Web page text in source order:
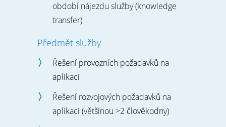
období nájezdu služby (knowledge
transfer)
Předmět služby
Řešení provozních požadavků na
aplikaci
Řešení rozvojových požadavků na
aplikaci (většinou >2 člověkodny)